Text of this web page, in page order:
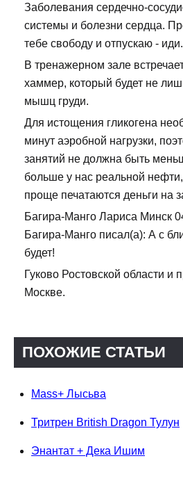
Заболевания сердечно-
системы и болезни сердца.
тебе свободу и отпускаю - иди.
В тренажерном зале
хаммер, который будет не
мышц груди.
Для истощения гликогена
минут аэробной нагрузки,
занятий не должна быть
больше у нас реальной
проще печатаются деньги на
Багира-Манго Лариса Минск
Багира-Манго писал(а): А с
будет!
Гуково Ростовской области и
Москве.
ПОХОЖИЕ СТАТЬИ
Mass+ Лысьва
Тритрен British Dragon Тулун
Энантат + Дека Ишим